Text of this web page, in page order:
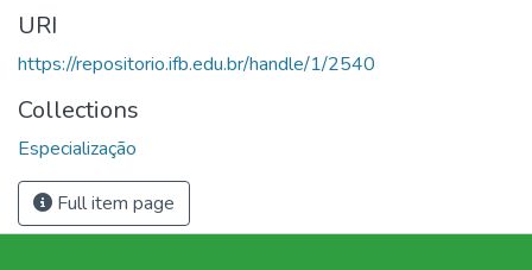
URI
https://repositorio.ifb.edu.br/handle/1/2540
Collections
Especialização
Full item page